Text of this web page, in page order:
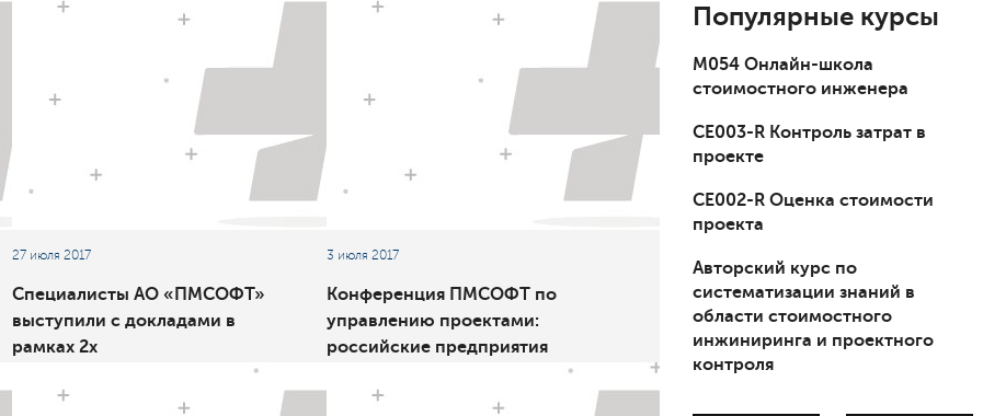
27 июля 2017
Специалисты АО «ПМСОФТ»
выступили с докладами в
рамках 2х
мероприятий VIII
3 июля 2017
Конференция ПМСОФТ по
управлению проектами:
российские предприятия
эффективность
Популярные курсы
М054 Онлайн-школа
стоимостного инженера
СЕ003-R Контроль затрат в
проекте
СЕ002-R Оценка стоимости
проекта
Авторский курс по
систематизации знаний в
области стоимостного
инжиниринга и проектного
контроля